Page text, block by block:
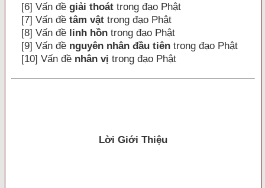
[6] Vấn đề giải thoát trong đạo Phật
[7] Vấn đề tâm vật trong đạo Phật
[8] Vấn đề linh hồn trong đạo Phật
[9] Vấn đề nguyên nhân đầu tiên trong đạo Phật
[10] Vấn đề nhân vị trong đạo Phật
Lời Giới Thiệu